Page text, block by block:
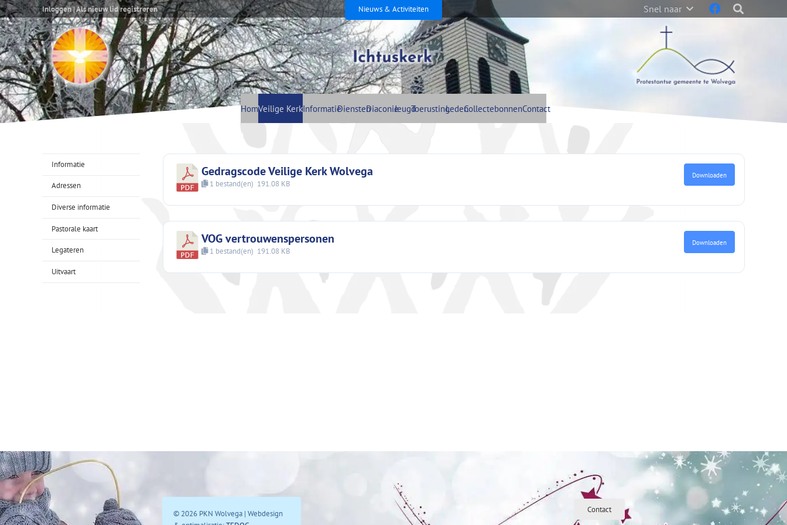
Inloggen|Als nieuw lid registreren Nieuws & Activiteiten Snel naar
HomeVeilige KerkInformatieDienstenDiaconieJeugdToerustingLedenCollectebonnenContact
Informatie
Adressen
Diverse informatie
Pastorale kaart
Legateren
Uitvaart
Gedragscode Veilige Kerk Wolvega
1 bestand(en) 191.08 KB
Downloaden
VOG vertrouwenspersonen
1 bestand(en) 191.08 KB
Downloaden
© 2026 PKN Wolvega | Webdesign
Contact